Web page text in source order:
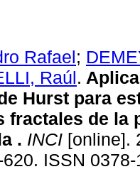
Rafael;
Raúl.
Hurst para
fractales de la
. INCI [online].
ISSN